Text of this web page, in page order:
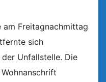
Freitagnachmittag
sich
Unfallstelle. Die